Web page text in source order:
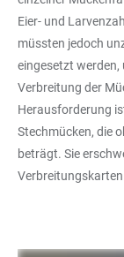
Eier- und
müssten jedoch
eingesetzt werden,
Verbreitung der
Herausforderung
Stechmücken, die
beträgt. Sie